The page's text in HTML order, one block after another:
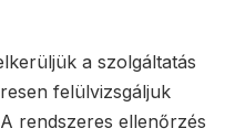
a szolgáltatás
felülvizsgáljuk
rendszeres ellenőrzés